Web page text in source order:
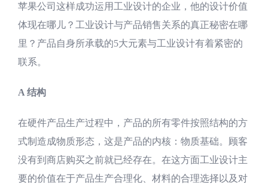
苹果公司这样成功运用工业设计的企业，他的设计价值
体现在哪儿？工业设计与产品销售关系的真正秘密在哪
里？产品自身所承载的5大元素与工业设计有着紧密的
联系。
A 结构
在硬件产品生产过程中，产品的所有零件按照结构的方
式制造成物质形态，这是产品的内核：物质基础。顾客
没有到商店购买之前就已经存在。在这方面工业设计主
要的价值在于产品生产合理化、材料的合理选择以及对